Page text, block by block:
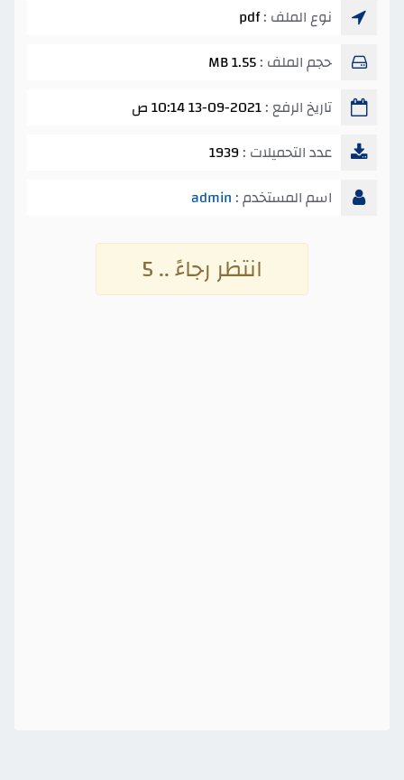
نوع الملف :pdf
حجم الملف :1.55 MB
تاريخ الرفع :13-09-2021 10:14 ص
عدد التحميلات :1939
اسم المستخدم : admin
انتظر رجاءً .. 4